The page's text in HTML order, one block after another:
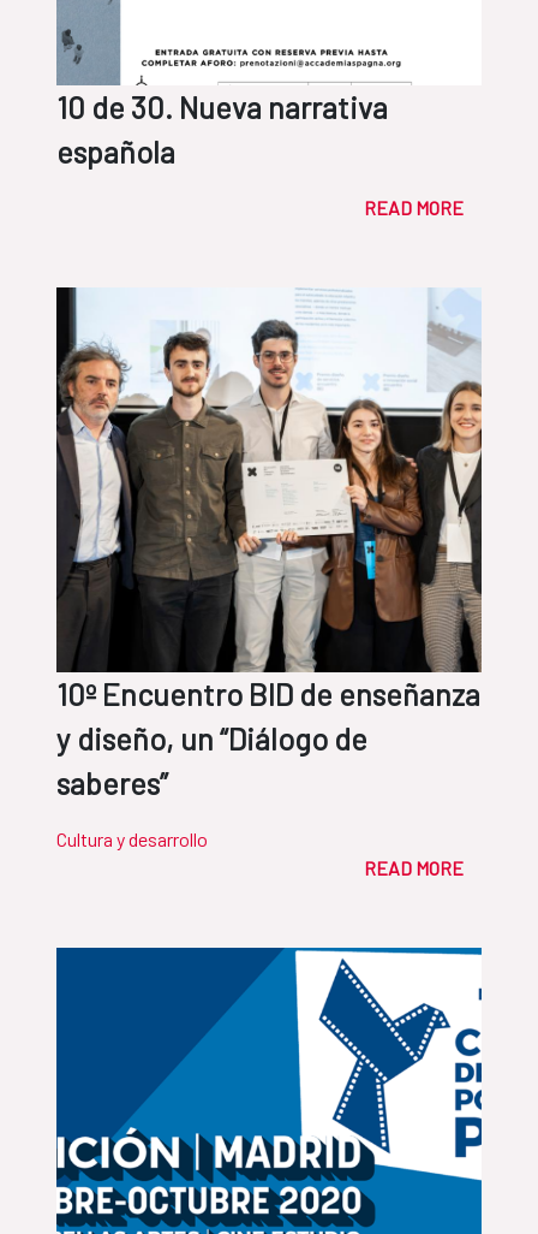
10 de 30. Nueva narrativa
española
READ MORE
10º Encuentro BID de enseñanza
y diseño, un “Diálogo de
saberes”
Cultura y desarrollo
READ MORE